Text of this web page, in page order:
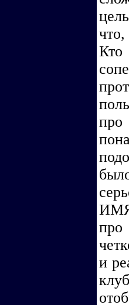
Кто
про
ИМЯ
про
и